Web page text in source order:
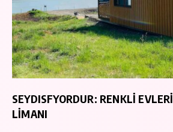
SEYDISFYORDUR: RENKLİ
LİMANI